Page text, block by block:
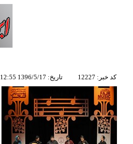
کد خبر: 12227 تاریخ: 1396/5/17 12:55